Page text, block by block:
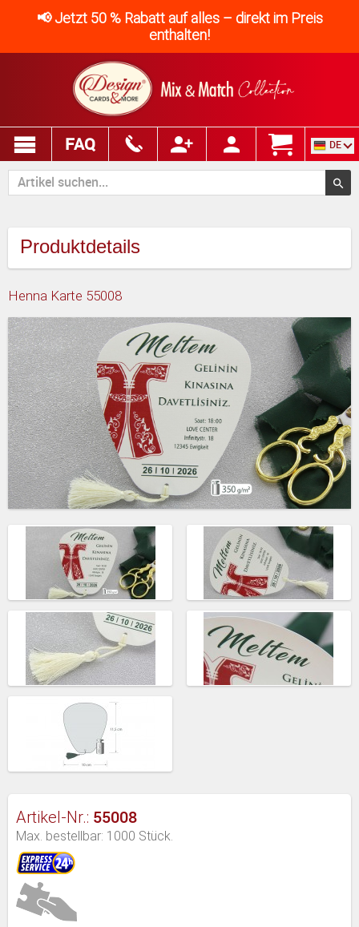
📢 Jetzt 50 % Rabatt auf alles – direkt im Preis
enthalten!
FAQ DE
Produktdetails
Henna Karte 55008
Artikel-Nr.: 55008
Max. bestellbar: 1000 Stück.